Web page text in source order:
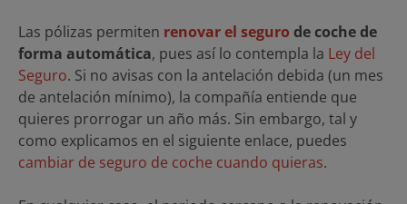
Las pólizas permiten renovar el seguro de coche de
forma automática, pues así lo contempla la Ley del
Seguro. Si no avisas con la antelación debida (un mes
de antelación mínimo), la compañía entiende que
quieres prorrogar un año más. Sin embargo, tal y
como explicamos en el siguiente enlace, puedes
cambiar de seguro de coche cuando quieras.